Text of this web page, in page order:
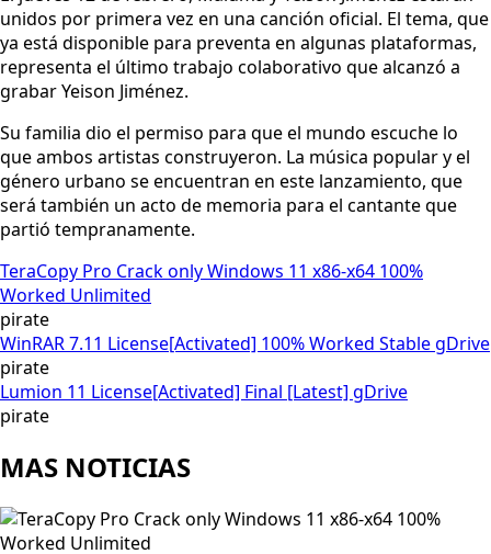
unidos por primera vez en una canción oficial. El tema, que
ya está disponible para preventa en algunas plataformas,
representa el último trabajo colaborativo que alcanzó a
grabar Yeison Jiménez.
Su familia dio el permiso para que el mundo escuche lo
que ambos artistas construyeron. La música popular y el
género urbano se encuentran en este lanzamiento, que
será también un acto de memoria para el cantante que
partió tempranamente.
TeraCopy Pro Crack only Windows 11 x86-x64 100%
Worked Unlimited
pirate
WinRAR 7.11 License[Activated] 100% Worked Stable gDrive
pirate
Lumion 11 License[Activated] Final [Latest] gDrive
pirate
MAS NOTICIAS